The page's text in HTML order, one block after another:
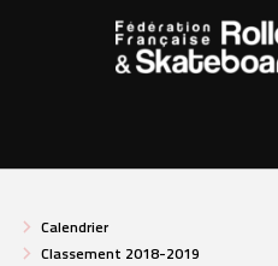
Calendrier
Classement 2018-2019